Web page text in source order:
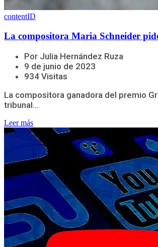
contentID
La compositora Maria Schneider
Por Julia Hernández Ruza
9 de junio de 2023
934 Visitas
La compositora ganadora del premio
tribunal...
Leer más